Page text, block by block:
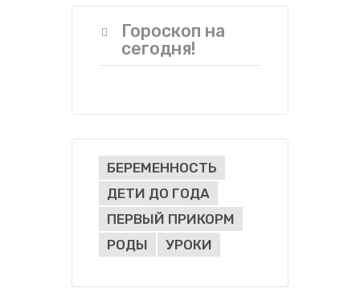
Гороскоп на
сегодня!
БЕРЕМЕННОСТЬ
ДЕТИ ДО ГОДА
ПЕРВЫЙ ПРИКОРМ
РОДЫ
УРОКИ